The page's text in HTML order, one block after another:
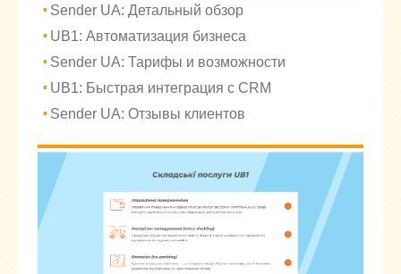
Sender UA: Детальный обзор
UB1: Автоматизация бизнеса
Sender UA: Тарифы и возможности
UB1: Быстрая интеграция с CRM
Sender UA: Отзывы клиентов